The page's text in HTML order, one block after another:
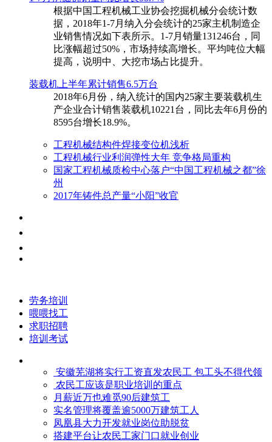
根据中国工程机械工业协会挖掘机械分会统计数
据，2018年1-7月纳入分会统计的25家主机制造企
业销售情况如下表所示。1-7月销量131246台，同
比涨幅超过50%，市场持续高增长。平均吨位大幅
提高，说明中、大挖市场占比提升。
装载机上半年累计销售6.5万台
​2018年6月份，纳入统计的国内25家主要装载机生
产企业合计销售装载机10221台，同比去年6月份的
8595台增长18.9%。
工程机械结构件焊接变位机浅析
工程机械行业利润弹性大年 竞争格局重构
国家工程机械质检中心落户“中国工程机械之都”徐
州
2017年铸件总产量“小阳”收官
劳务培训
喂喂找工
求职招聘
培训考试
安徽芜湖将实行工资直发农民工 包工头不得代领
农民工应该是职业培训的重点
月薪近万也难觅90后建筑工
实名管理将覆盖逾5000万建筑工人
凤凰县大力开发就业岗位助脱贫
搭建平台让农民工家门口就业创业